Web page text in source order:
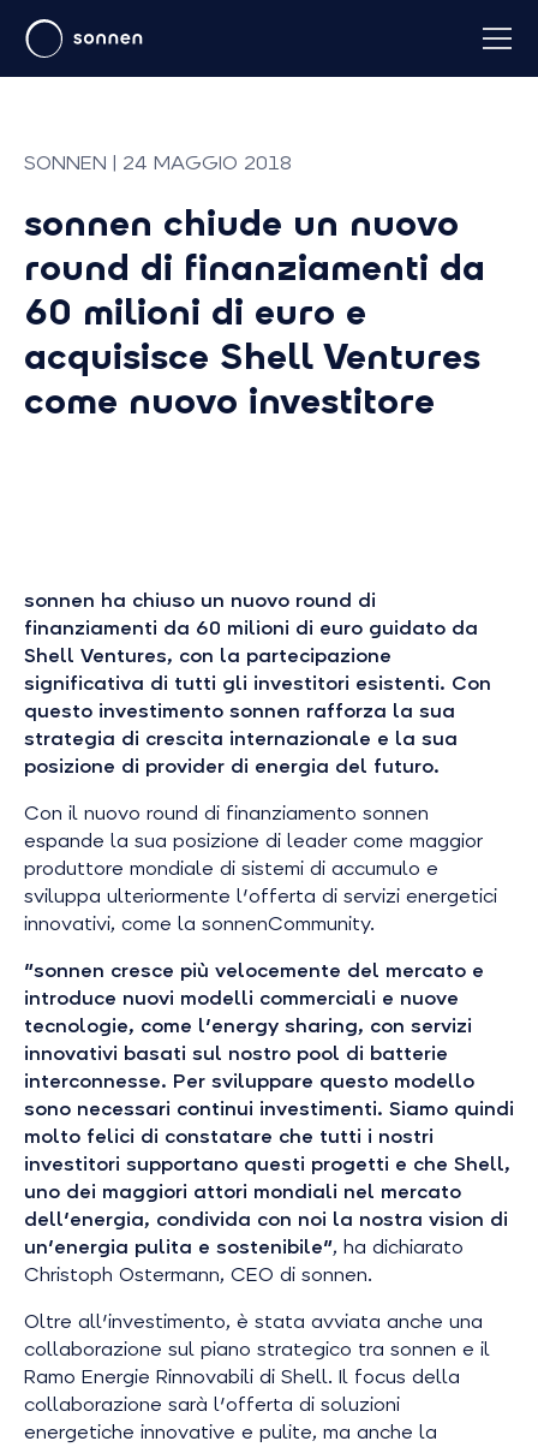
SONNEN | 24 MAGGIO 2018
sonnen chiude un nuovo
round di finanziamenti da
60 milioni di euro e
acquisisce Shell Ventures
come nuovo investitore
sonnen ha chiuso un nuovo round di
finanziamenti da 60 milioni di euro guidato da
Shell Ventures, con la partecipazione
significativa di tutti gli investitori esistenti. Con
questo investimento sonnen rafforza la sua
strategia di crescita internazionale e la sua
posizione di provider di energia del futuro.
Con il nuovo round di finanziamento sonnen
espande la sua posizione di leader come maggior
produttore mondiale di sistemi di accumulo e
sviluppa ulteriormente l'offerta di servizi energetici
innovativi, come la sonnenCommunity.
"sonnen cresce più velocemente del mercato e
introduce nuovi modelli commerciali e nuove
tecnologie, come l'energy sharing, con servizi
innovativi basati sul nostro pool di batterie
interconnesse. Per sviluppare questo modello
sono necessari continui investimenti. Siamo quindi
molto felici di constatare che tutti i nostri
investitori supportano questi progetti e che Shell,
uno dei maggiori attori mondiali nel mercato
dell'energia, condivida con noi la nostra vision di
un'energia pulita e sostenibile", ha dichiarato
Christoph Ostermann, CEO di sonnen.
Oltre all'investimento, è stata avviata anche una
collaborazione sul piano strategico tra sonnen e il
Ramo Energie Rinnovabili di Shell. Il focus della
collaborazione sarà l'offerta di soluzioni
energetiche innovative e pulite, ma anche la